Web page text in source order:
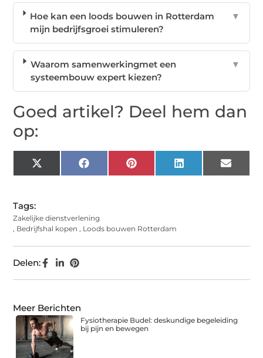
Hoe kan een loods bouwen in Rotterdam
mijn bedrijfsgroei stimuleren?
▼
Waarom samenwerkingmet een
systeembouw expert kiezen?
▼
Goed artikel? Deel hem dan
op:
X
(Twitter)
Facebook Pinterest LinkedIn Email
Tags:
Zakelijke dienstverlening
, Bedrijfshal kopen , Loods bouwen Rotterdam
Delen:
Meer Berichten
Fysiotherapie Budel: deskundige begeleiding
bij pijn en bewegen